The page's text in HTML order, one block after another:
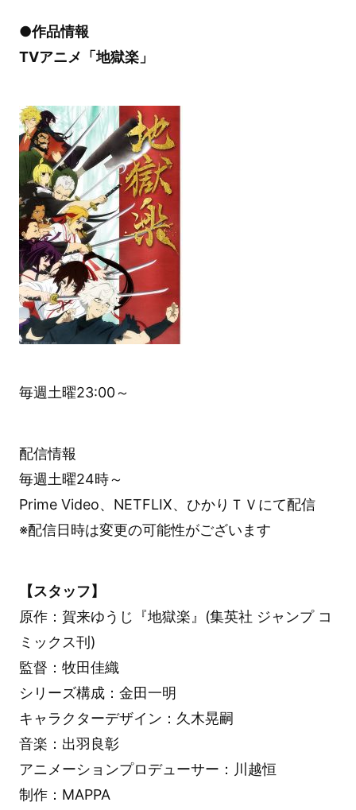
●作品情報
TVアニメ「地獄楽」
毎週土曜23:00～
配信情報
毎週土曜24時～
Prime Video、NETFLIX、ひかりＴＶにて配信
※配信日時は変更の可能性がございます
【スタッフ】
原作：賀来ゆうじ『地獄楽』(集英社 ジャンプ コ
ミックス刊)
監督：牧田佳織
シリーズ構成：金田一明
キャラクターデザイン：久木晃嗣
音楽：出羽良彰
アニメーションプロデューサー：川越恒
制作：MAPPA